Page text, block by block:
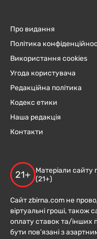
Про видання
Політика
Використання cookies
Угода користувача
Редакційна політика
Кодекс етики
Наша редакція
Контакти
21+
Матеріали сайту
(21+)
Сайт zbirna.com не
віртуальні гроші, також
оплату ставок та/інших
бути пов’язані з